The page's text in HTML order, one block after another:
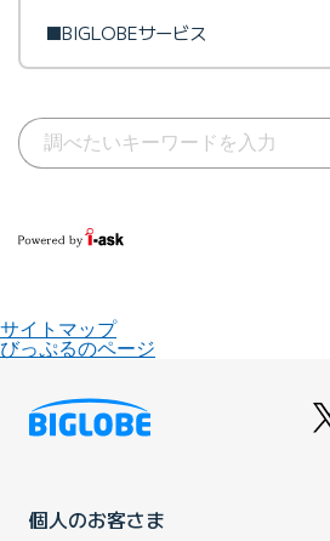
■BIGLOBEサービス
サイトマップ
びっぷるのページ
個人のお客さま